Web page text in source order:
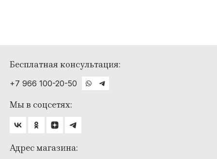
Бесплатная консультация:
+7 966 100-20-50
Мы в соцсетях:
Адрес магазина: